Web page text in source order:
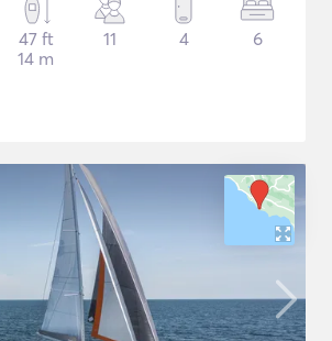
47 ft
14 m
11 4 6